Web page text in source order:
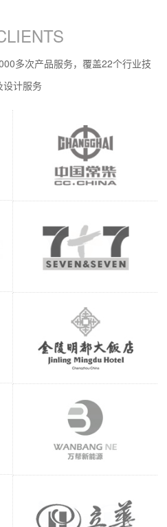
多次产品服务，覆盖22个行业技
设计服务